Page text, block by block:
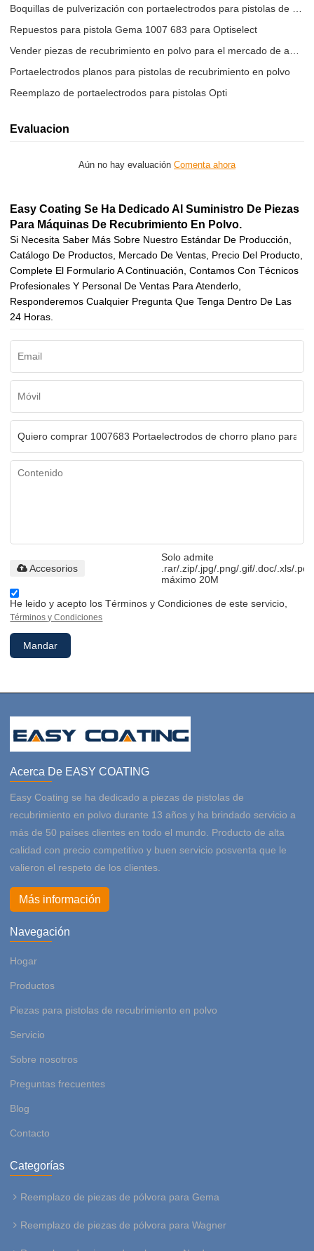
Boquillas de pulverización con portaelectrodos para pistolas de pólvora
Repuestos para pistola Gema 1007 683 para Optiselect
Vender piezas de recubrimiento en polvo para el mercado de accesorios
Portaelectrodos planos para pistolas de recubrimiento en polvo
Reemplazo de portaelectrodos para pistolas Opti
Evaluacion
Aún no hay evaluación Comenta ahora
Easy Coating Se Ha Dedicado Al Suministro De Piezas
Para Máquinas De Recubrimiento En Polvo.
Si Necesita Saber Más Sobre Nuestro Estándar De Producción,
Catálogo De Productos, Mercado De Ventas, Precio Del Producto,
Complete El Formulario A Continuación, Contamos Con Técnicos
Profesionales Y Personal De Ventas Para Atenderlo,
Responderemos Cualquier Pregunta Que Tenga Dentro De Las
24 Horas.
Solo admite
.rar/.zip/.jpg/.png/.gif/.doc/.xls/.pdf,
máximo 20M
Accesorios
He leido y acepto los Términos y Condiciones de este servicio,
Términos y Condiciones
Mandar
Acerca De EASY COATING
Easy Coating se ha dedicado a piezas de pistolas de
recubrimiento en polvo durante 13 años y ha brindado servicio a
más de 50 países clientes en todo el mundo. Producto de alta
calidad con precio competitivo y buen servicio posventa que le
valieron el respeto de los clientes.
Más información
Navegación
Hogar
Productos
Piezas para pistolas de recubrimiento en polvo
Servicio
Sobre nosotros
Preguntas frecuentes
Blog
Contacto
Categorías
Reemplazo de piezas de pólvora para Gema
Reemplazo de piezas de pólvora para Wagner